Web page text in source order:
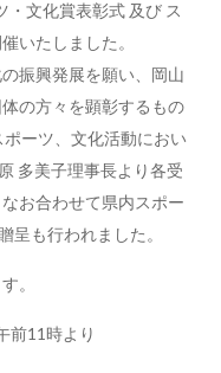
文化賞表彰式 及び ス
いたしました。
振興発展を願い、岡山
の方々を顕彰するもの
ーツ、文化活動におい
多美子理事長より各受
お合わせて県内スポー
呈も行われました。
。
11時より